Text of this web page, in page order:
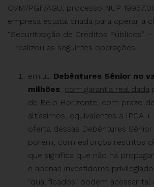
CVM/PGF/AGU, processo NUP
empresa estatal criada para operar a
“Securitização de Créditos Públicos” –
– realizou as seguintes operações:
emitiu Debêntures Sênior no
milhões, com garantia real dada
de Belo Horizonte, com prazo
altíssimos, equivalentes a IPCA +
oferta dessas Debêntures Sênior
porém, com esforços restritos
que significa que não há
e apenas investidores
“qualificados” podem acessar tal